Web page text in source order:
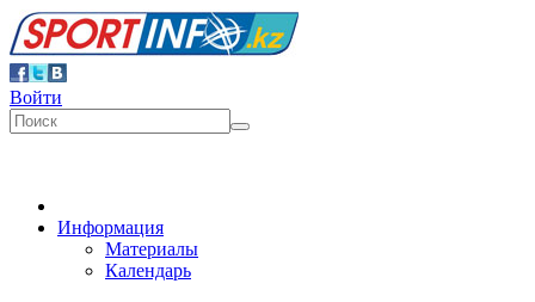
Войти
Информация
Материалы
Календарь